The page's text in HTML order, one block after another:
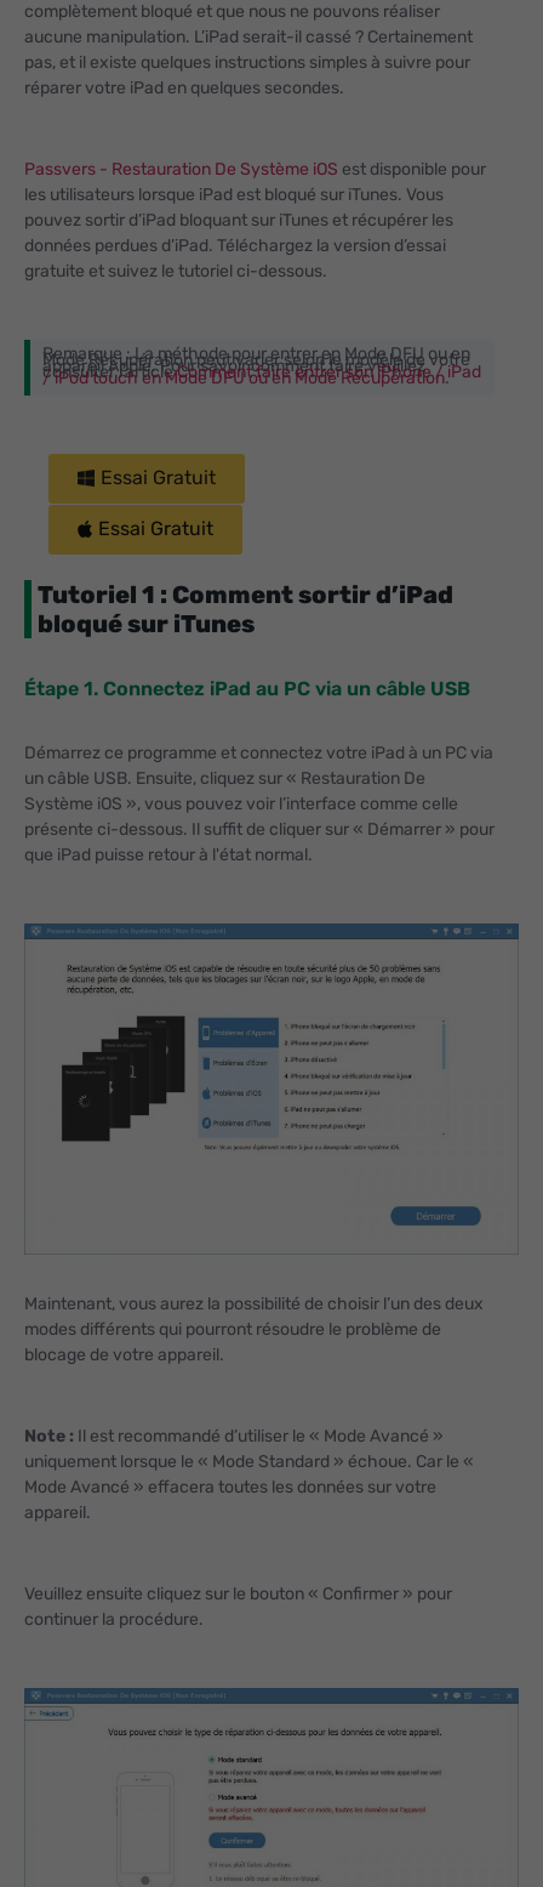
complètement bloqué et que nous ne pouvons réaliser
aucune manipulation. L’iPad serait-il cassé ? Certainement
pas, et il existe quelques instructions simples à suivre pour
réparer votre iPad en quelques secondes.
Passvers - Restauration De Système iOS est disponible pour
les utilisateurs lorsque iPad est bloqué sur iTunes. Vous
pouvez sortir d’iPad bloquant sur iTunes et récupérer les
données perdues d’iPad. Téléchargez la version d’essai
gratuite et suivez le tutoriel ci-dessous.
Remarque : La méthode pour entrer en Mode DFU ou en
Mode Récupération peut varier selon le modèle de votre
appareil Apple. Pour savoir comment faire veuillez
consulter l’articleComment faire entrer son iPhone / iPad
/ iPod touch en Mode DFU ou en Mode Récupération.
Essai Gratuit
Essai Gratuit
Tutoriel 1 : Comment sortir d’iPad
bloqué sur iTunes
Étape 1. Connectez iPad au PC via un câble USB
Démarrez ce programme et connectez votre iPad à un PC via
un câble USB. Ensuite, cliquez sur « Restauration De
Système iOS », vous pouvez voir l’interface comme celle
présente ci-dessous. Il suffit de cliquer sur « Démarrer » pour
que iPad puisse retour à l'état normal.
Maintenant, vous aurez la possibilité de choisir l’un des deux
modes différents qui pourront résoudre le problème de
blocage de votre appareil.
Note : Il est recommandé d’utiliser le « Mode Avancé »
uniquement lorsque le « Mode Standard » échoue. Car le «
Mode Avancé » effacera toutes les données sur votre
appareil.
Veuillez ensuite cliquez sur le bouton « Confirmer » pour
continuer la procédure.